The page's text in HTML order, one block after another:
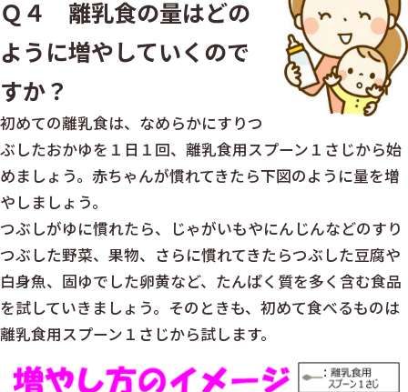
Ｑ４ 離乳食の量はどの
ように増やしていくので
すか？
初めての離乳食は、なめらかにすりつ
ぶしたおかゆを１日１回、離乳食用スプーン１さじから始
めましょう。赤ちゃんが慣れてきたら下図のように量を増
やしましょう。
つぶしがゆに慣れたら、じゃがいもやにんじんなどのすり
つぶした野菜、果物、さらに慣れてきたらつぶした豆腐や
白身魚、固ゆでした卵黄など、たんぱく質を多く含む食品
を試していきましょう。そのときも、初めて食べるものは
離乳食用スプーン１さじから試します。